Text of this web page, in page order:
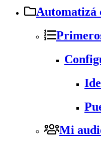
Automatizá
Mi